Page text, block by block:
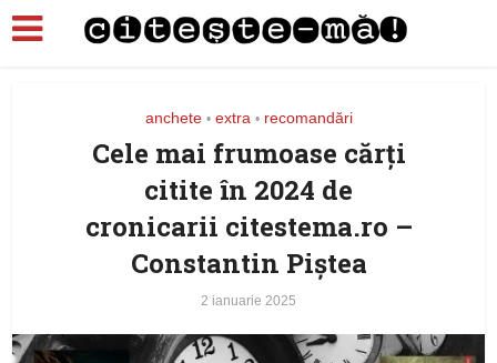
anchete • extra • recomandări
Cele mai frumoase cărți
citite în 2024 de
cronicarii citestema.ro –
Constantin Piştea
2 ianuarie 2025